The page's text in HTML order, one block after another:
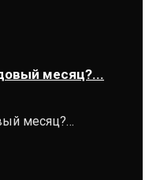
месяц?...
месяц?…